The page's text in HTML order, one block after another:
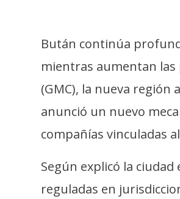
R
e
c
u
r
s
s
Bután continúa
mientras aumentan
(GMC), la nueva
anunció un nuevo
compañías vinculadas
Según explicó la
reguladas en